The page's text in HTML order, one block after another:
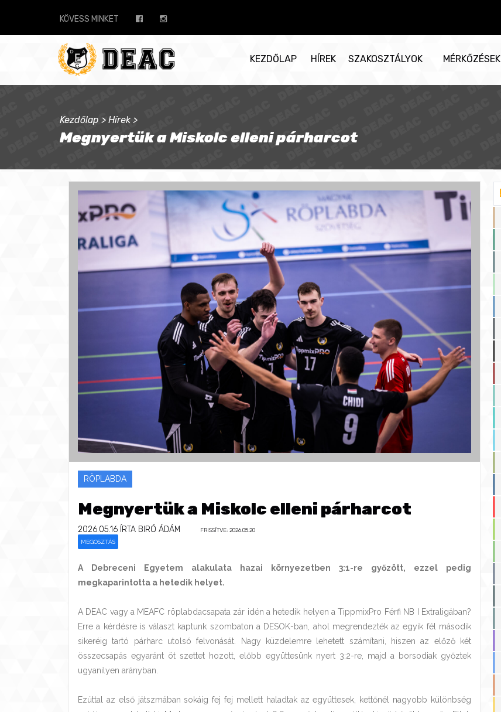
KÖVESS MINKET
KEZDŐLAP HÍREK SZAKOSZTÁLYOK MÉRKŐZÉSEK
Kezdőlap > Hírek >
Megnyertük a Miskolc elleni párharcot
RÖPLABDA
Megnyertük a Miskolc elleni párharcot
2026.05.16 ÍRTA BIRÓ ÁDÁM FRISSÍTVE: 2026.05.20
MEGOSZTÁS
A Debreceni Egyetem alakulata hazai környezetben 3:1-re győzött, ezzel pedig
megkaparintotta a hetedik helyet.
A DEAC vagy a MEAFC röplabdacsapata zár idén a hetedik helyen a TippmixPro Férfi NB I Extraligában?
Erre a kérdésre is választ kaptunk szombaton a DESOK-ban, ahol megrendezték az egyik fél második
sikeréig tartó párharc utolsó felvonását. Nagy küzdelemre lehetett számítani, hiszen az előző két
összecsapás egyaránt öt szettet hozott, előbb együttesünk nyert 3:2-re, majd a borsodiak győztek
ugyanilyen arányban.
Ezúttal az első játszmában sokáig fej fej mellett haladtak az együttesek, kettőnél nagyobb különbség